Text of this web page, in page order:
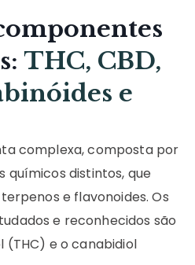
THC, CBD,
e
complexa, composta por
químicos distintos, que
e flavonoides. Os
e reconhecidos são
e o canabidiol